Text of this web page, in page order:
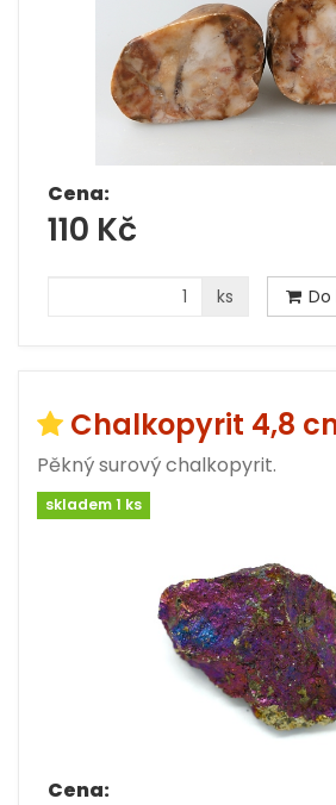
Cena:
110 Kč
ks Do
Chalkopyrit 4,8
Pěkný surový chalkopyrit.
skladem 1 ks
Cena: